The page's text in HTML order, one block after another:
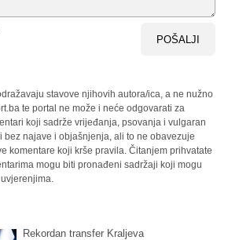
POŠALJI
stavove njihovih autora/ica, a ne nužno
te portal ne može i neće odgovarati za
koji sadrže vrijeđanja, psovanja i vulgaran
najave i objašnjenja, ali to ne obavezuje
komentare koji krše pravila. Čitanjem prihvatate
mogu biti pronađeni sadržaji koji mogu
Rekordan transfer Kraljeva